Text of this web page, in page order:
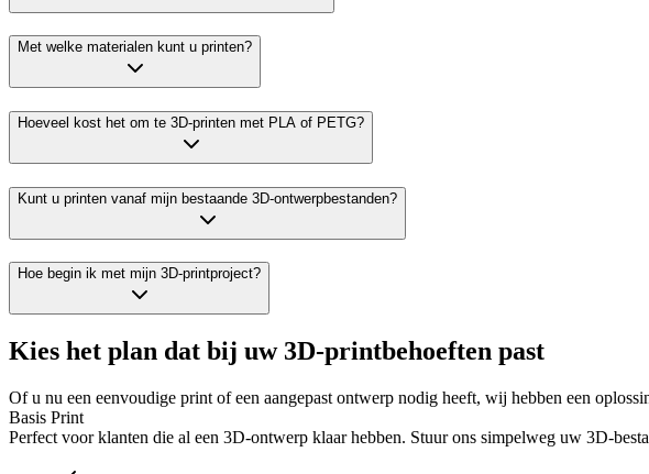
Met welke materialen kunt u printen?
Hoeveel kost het om te 3D-printen met PLA of PETG?
Kunt u printen vanaf mijn bestaande 3D-ontwerpbestanden?
Hoe begin ik met mijn 3D-printproject?
Kies het plan dat bij uw 3D-printbehoeften past
Of u nu een eenvoudige print of een aangepast ontwerp nodig heeft, wij hebben een
Basis Print
Perfect voor klanten die al een 3D-ontwerp klaar hebben. Stuur ons simpelweg uw 3D-